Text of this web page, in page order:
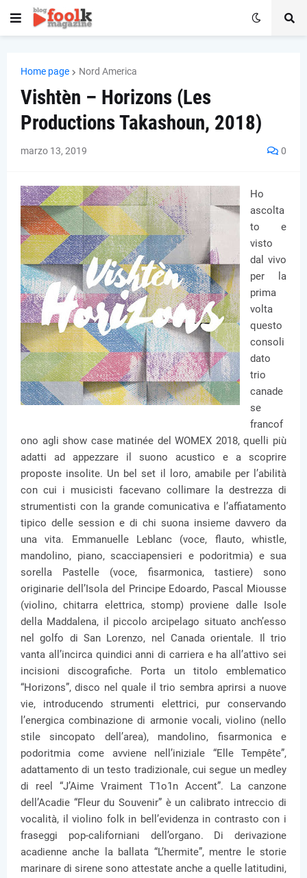
Home page Nord America
Vishtèn – Horizons (Les
Productions Takashoun, 2018)
marzo 13, 2019 0
Ho
ascolta
to e
visto
dal vivo
per la
prima
volta
questo
consoli
dato
trio
canade
se
francof
ono agli show case matinée del WOMEX 2018, quelli più
adatti ad appezzare il suono acustico e a scoprire
proposte insolite. Un bel set il loro, amabile per l’abilità
con cui i musicisti facevano collimare la destrezza di
strumentisti con la grande comunicativa e l’affiatamento
tipico delle session e di chi suona insieme davvero da
una vita. Emmanuelle Leblanc (voce, flauto, whistle,
mandolino, piano, scacciapensieri e podoritmia) e sua
sorella Pastelle (voce, fisarmonica, tastiere) sono
originarie dell’Isola del Principe Edoardo, Pascal Miousse
(violino, chitarra elettrica, stomp) proviene dalle Isole
della Maddalena, il piccolo arcipelago situato anch’esso
nel golfo di San Lorenzo, nel Canada orientale. Il trio
vanta all’incirca quindici anni di carriera e ha all’attivo sei
incisioni discografiche. Porta un titolo emblematico
“Horizons”, disco nel quale il trio sembra aprirsi a nuove
vie, introducendo strumenti elettrici, pur conservando
l’energica combinazione di armonie vocali, violino (nello
stile sincopato dell’area), mandolino, fisarmonica e
podoritmia come avviene nell’iniziale “Elle Tempête”,
adattamento di un testo tradizionale, cui segue un medley
di reel “J’Aime Vraiment T1o1n Accent”. La canzone
dell’Acadie “Fleur du Souvenir” è un calibrato intreccio di
vocalità, il violino folk in bell’evidenza in contrasto con i
fraseggi pop-californiani dell’organo. Di derivazione
acadienne anche la ballata “L’hermite”, mentre le storie
marinare di sirene sono attestate anche a quelle latitudini,